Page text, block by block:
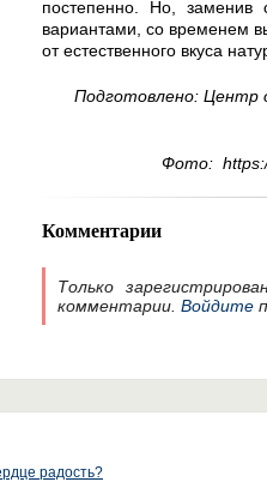
постепенно. Но,
вариантами, со временем
от естественного вкуса
Подготовлено: Центр
Фото:
Комментарии
Только
комментарии. Войдите
радость?